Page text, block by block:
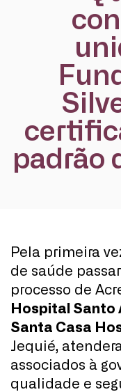
padrão
Pela primeira
de saúde
processo de
Hospital Santo
Santa Casa
Jequié,
associados à
qualidade e